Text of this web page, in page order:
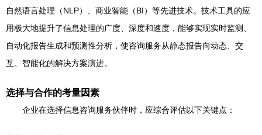
自然语言处理（NLP）、商业智能（BI）等先进技术。技术工具的应
用极大地提升了信息处理的广度、深度和速度，能够实现实时监测、
自动化报告生成和预测性分析，使咨询服务从静态报告向动态、交
互、智能化的解决方案演进。
选择与合作的考量因素
企业在选择信息咨询服务伙伴时，应综合评估以下关键点：